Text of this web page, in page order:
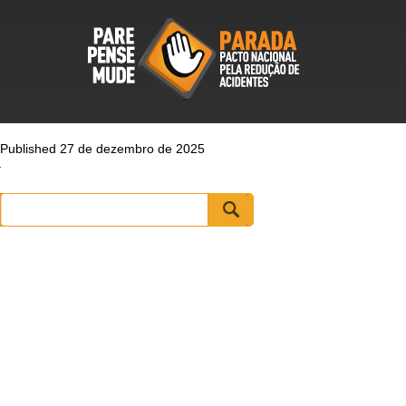
Published 27 de dezembro de 2025
Pesquisar
por: